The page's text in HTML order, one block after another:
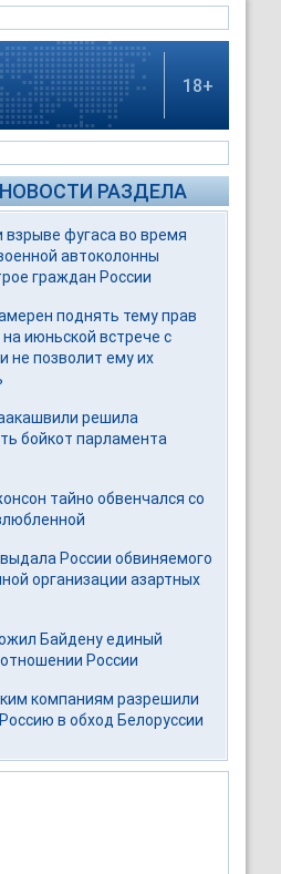
18+
РАЗДЕЛА
взрыве фугаса во время
автоколонны
граждан России
поднять тему прав
июньской встрече с
не позволит ему их
решила
бойкот парламента
тайно обвенчался со
России обвиняемого
организации азартных
Байдену единый
России
компаниям разрешили
в обход Белоруссии